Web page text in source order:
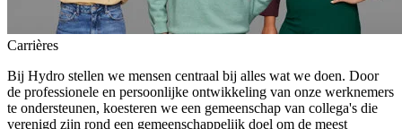
Carrières
Bij Hydro stellen we mensen centraal bij alles wat we doen. Door
de professionele en persoonlijke ontwikkeling van onze werknemers
te ondersteunen, koesteren we een gemeenschap van collega's die
verenigd zijn rond een gemeenschappelijk doel om de meest